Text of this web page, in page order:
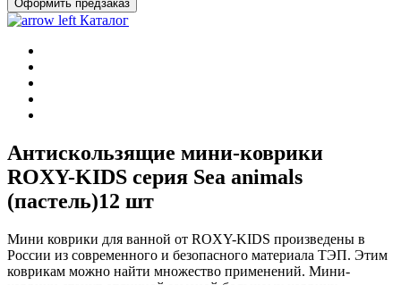
Оформить предзаказ
Каталог
Антискользящие мини-коврики
ROXY-KIDS серия Sea animals
(пастель)12 шт
Мини коврики для ванной от ROXY-KIDS произведены в
России из современного и безопасного материала ТЭП. Этим
коврикам можно найти множество применений. Мини-